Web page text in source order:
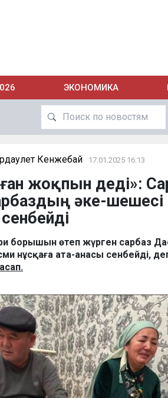
ЭКОНОМИКА
Кенжебай 17.01.2025 16:13
жоқпын деді»:
әке-шешесі
борышын өтеп жүрген сарбаз
нұсқаға ата-анасы сенбейді,